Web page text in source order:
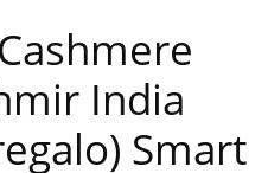
India
Smart